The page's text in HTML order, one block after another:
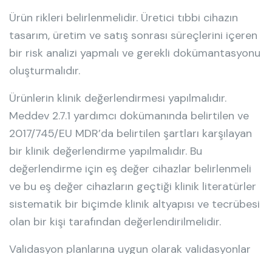
Ürün rikleri belirlenmelidir. Üretici tıbbi cihazın
tasarım, üretim ve satış sonrası süreçlerini içeren
bir risk analizi yapmalı ve gerekli dokümantasyonu
oluşturmalıdır.
Ürünlerin klinik değerlendirmesi yapılmalıdır.
Meddev 2.7.1 yardımcı dokümanında belirtilen ve
2017/745/EU MDR’da belirtilen şartları karşılayan
bir klinik değerlendirme yapılmalıdır. Bu
değerlendirme için eş değer cihazlar belirlenmeli
ve bu eş değer cihazların geçtiği klinik literatürler
sistematik bir biçimde klinik altyapısı ve tecrübesi
olan bir kişi tarafından değerlendirilmelidir.
Validasyon planlarına uygun olarak validasyonlar